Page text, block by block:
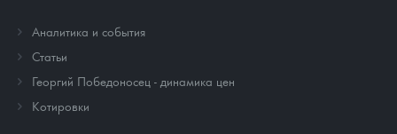
Аналитика и события
Cтатьи
Георгий Победоносец - динамика цен
Котировки